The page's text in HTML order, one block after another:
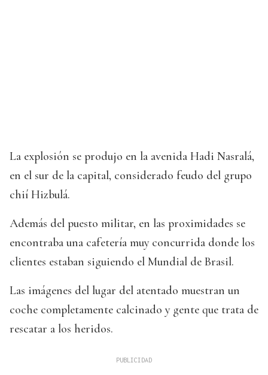
La explosión se produjo en la avenida Hadi Nasralá,
en el sur de la capital, considerado feudo del grupo
chií Hizbulá.
Además del puesto militar, en las proximidades se
encontraba una cafetería muy concurrida donde los
clientes estaban siguiendo el Mundial de Brasil.
Las imágenes del lugar del atentado muestran un
coche completamente calcinado y gente que trata de
rescatar a los heridos.